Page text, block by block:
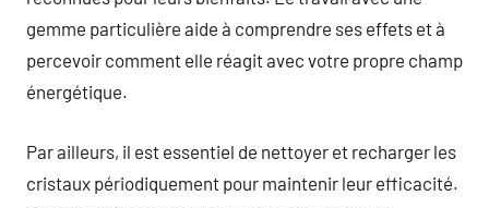
gemme particulière aide à comprendre ses effets et à
percevoir comment elle réagit avec votre propre champ
énergétique.
Par ailleurs, il est essentiel de nettoyer et recharger les
cristaux périodiquement pour maintenir leur efficacité.